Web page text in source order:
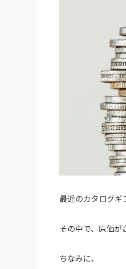
最近のカタログギ
その中で、原価が
ちなみに、